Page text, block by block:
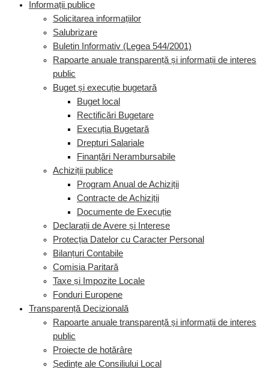
Informații publice
Solicitarea informațiilor
Salubrizare
Buletin Informativ (Legea 544/2001)
Rapoarte anuale transparență și informații de interes
public
Buget și execuție bugetară
Buget local
Rectificări Bugetare
Execuția Bugetară
Drepturi Salariale
Finanțări Nerambursabile
Achiziții publice
Program Anual de Achiziții
Contracte de Achiziții
Documente de Execuție
Declarații de Avere și Interese
Protecția Datelor cu Caracter Personal
Bilanțuri Contabile
Comisia Paritară
Taxe și Impozite Locale
Fonduri Europene
Transparență Decizională
Rapoarte anuale transparență și informații de interes
public
Proiecte de hotărâre
Ședințe ale Consiliului Local